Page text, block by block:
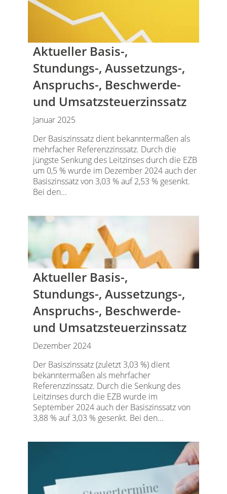
Aktueller Basis-,
Stundungs-, Aussetzungs-,
Anspruchs-, Beschwerde-
und Umsatzsteuerzinssatz
Januar 2025
Der Basiszinssatz dient bekanntermaßen als
mehrfacher Referenzzinssatz. Durch die
jüngste Senkung des Leitzinses durch die EZB
um 0,5 % wurde im Dezember 2024 auch der
Basiszinssatz von 3,03 % auf 2,53 % gesenkt.
Bei den...
Aktueller Basis-,
Stundungs-, Aussetzungs-,
Anspruchs-, Beschwerde-
und Umsatzsteuerzinssatz
Dezember 2024
Der Basiszinssatz (zuletzt 3,03 %) dient
bekanntermaßen als mehrfacher
Referenzzinssatz. Durch die Senkung des
Leitzinses durch die EZB wurde im
September 2024 auch der Basiszinssatz von
3,88 % auf 3,03 % gesenkt. Bei den...